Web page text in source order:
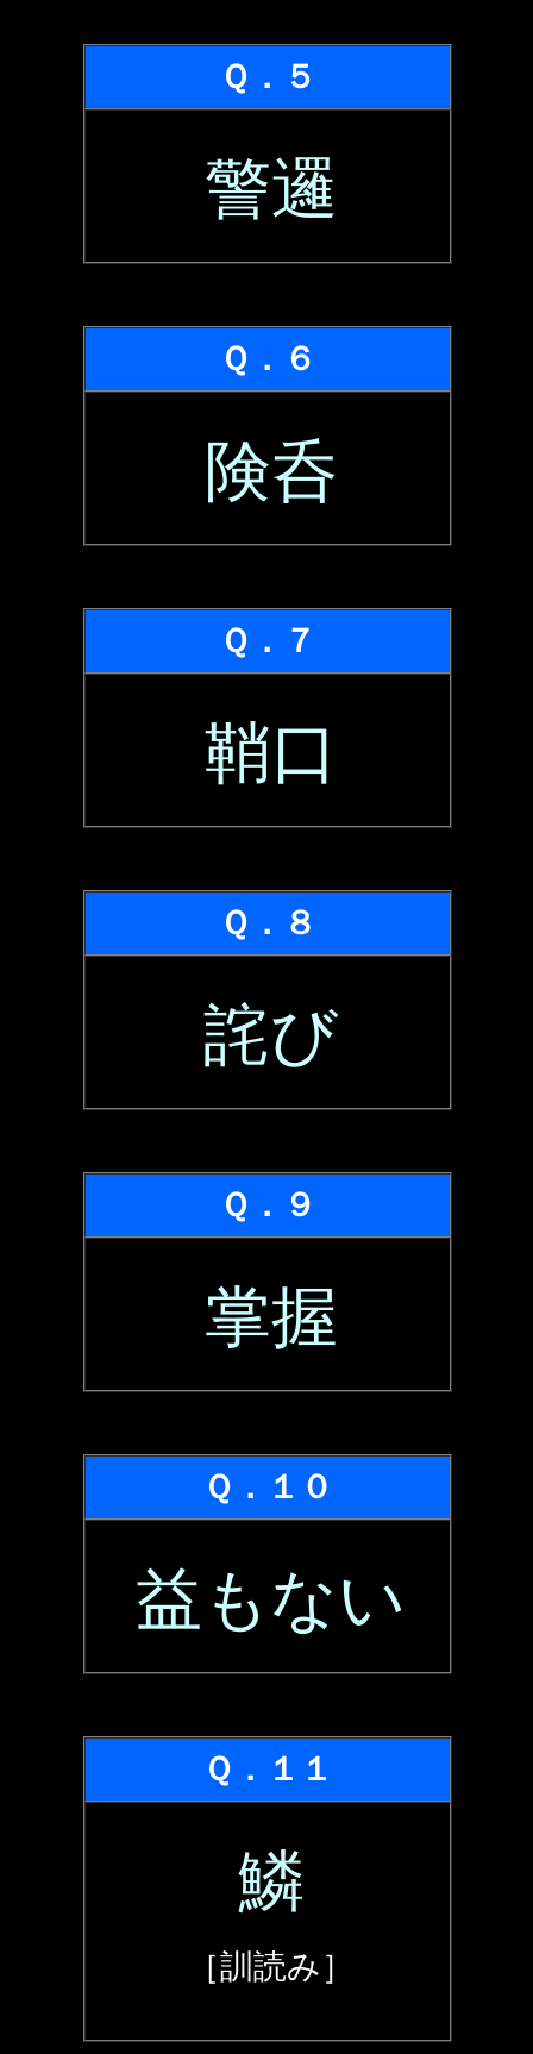
Ｑ．５
警邏
Ｑ．６
険呑
Ｑ．７
鞘口
Ｑ．８
詫び
Ｑ．９
掌握
Ｑ．１０
益もない
Ｑ．１１
鱗
［訓読み］